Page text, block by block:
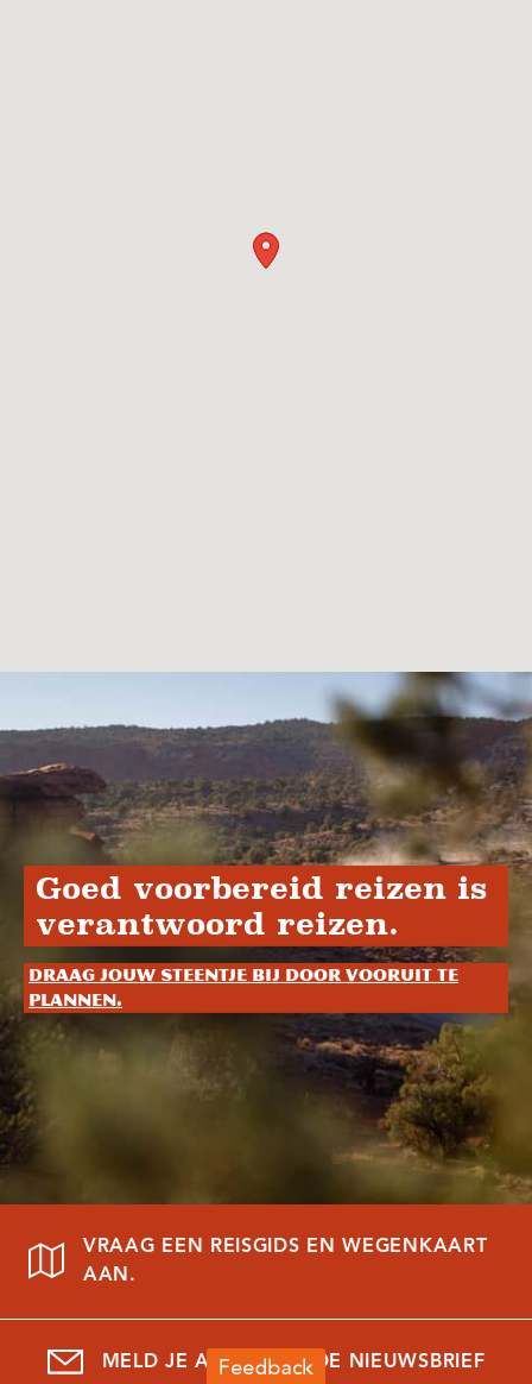
Goed voorbereid reizen is
verantwoord reizen.
Draag jouw steentje bij door vooruit te
plannen.
VRAAG EEN REISGIDS EN WEGENKAART
AAN.
MELD JE AAN VOOR DE NIEUWSBRIEF